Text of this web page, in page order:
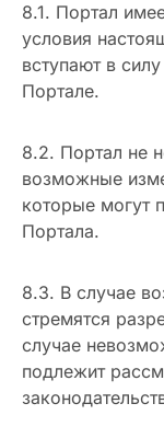
8.1. Портал
условия
вступают в
Портале.
8.2. Портал не
возможные
которые могут
Портала.
8.3. В случае
стремятся
случае
подлежит